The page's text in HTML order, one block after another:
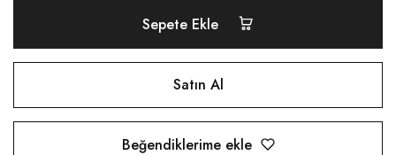
Sepete Ekle
Satın Al
Beğendiklerime ekle